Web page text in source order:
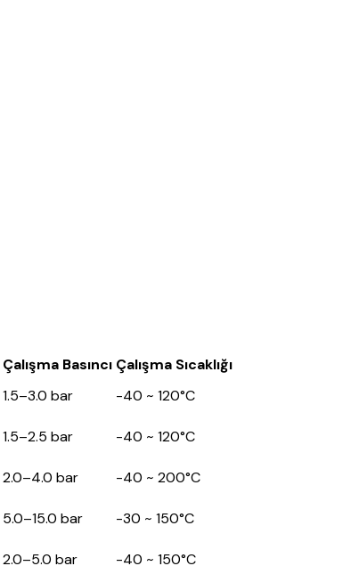
Çalışma Basıncı Çalışma Sıcaklığı
1.5–3.0 bar
-40 ~ 120°C
1.5–2.5 bar
-40 ~ 120°C
2.0–4.0 bar
-40 ~ 200°C
5.0–15.0 bar
-30 ~ 150°C
2.0–5.0 bar -40 ~ 150°C